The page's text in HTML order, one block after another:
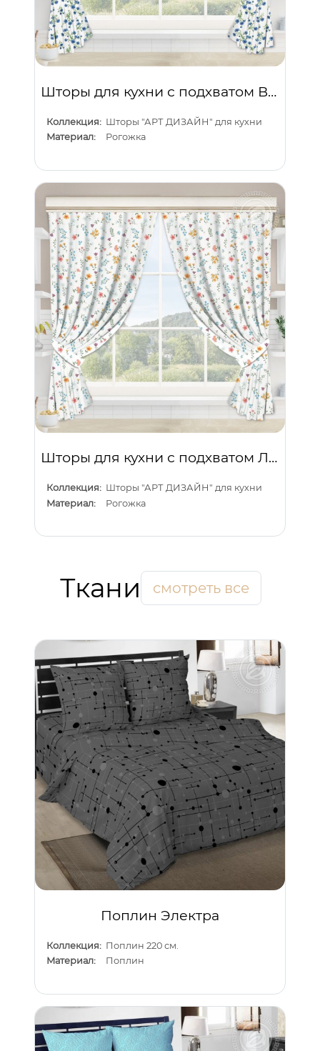
Шторы для кухни с подхватом Васильки
Коллекция: Шторы "АРТ ДИЗАЙН" для кухни
Материал:
Рогожка
Шторы для кухни с подхватом Лютик
Коллекция: Шторы "АРТ ДИЗАЙН" для кухни
Материал:
Рогожка
Ткани смотреть все
Поплин Электра
Коллекция: Поплин 220 см.
Материал:
Поплин